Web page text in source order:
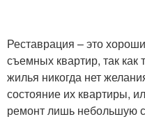
Реставрация – это
съемных квартир, так как
жилья никогда нет
состояние их квартиры,
ремонт лишь небольшую